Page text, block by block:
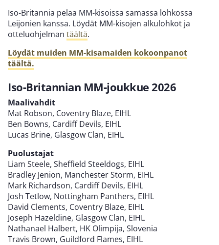
Iso-Britannia pelaa MM-kisoissa samassa lohkossa
Leijonien kanssa. Löydät MM-kisojen alkulohkot ja
otteluohjelman täältä.
Löydät muiden MM-kisamaiden kokoonpanot
täältä.
Iso-Britannian MM-joukkue 2026
Maalivahdit
Mat Robson, Coventry Blaze, EIHL
Ben Bowns, Cardiff Devils, EIHL
Lucas Brine, Glasgow Clan, EIHL
Puolustajat
Liam Steele, Sheffield Steeldogs, EIHL
Bradley Jenion, Manchester Storm, EIHL
Mark Richardson, Cardiff Devils, EIHL
Josh Tetlow, Nottingham Panthers, EIHL
David Clements, Coventry Blaze, EIHL
Joseph Hazeldine, Glasgow Clan, EIHL
Nathanael Halbert, HK Olimpija, Slovenia
Travis Brown, Guildford Flames, EIHL